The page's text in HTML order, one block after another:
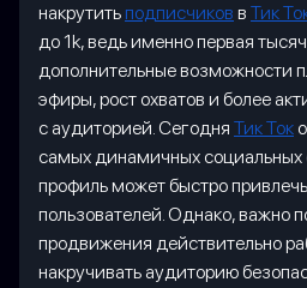
накрутить подписчиков в Тик
до 1k, ведь именно первая
дополнительные возможности
эфиры, рост охватов и более
с аудиторией. Сегодня Тик Ток
самых динамичных социальных
профиль может быстро
пользователей. Однако, важно
продвижения действительно
накручивать аудиторию